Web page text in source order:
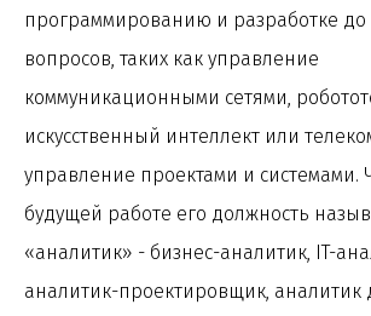
программированию и разработке
вопросов, таких как управление
коммуникационными сетями,
искусственный интеллект или
управление проектами и системами.
будущей работе его должность
«аналитик» - бизнес-аналитик, IT-
аналитик-проектировщик, аналитик